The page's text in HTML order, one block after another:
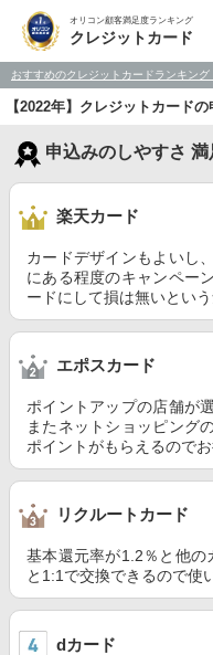
オリコン顧客満足度ランキング
クレジットカード
おすすめのクレジットカードランキング
【2022年】クレジットカード
申込みのしやすさ
楽天カード
カードデザインもよいし
にある程度のキャンペー
ードにして損は無いとい
エポスカード
ポイントアップの店舗が
またネットショッピング
ポイントがもらえるので
リクルートカード
基本還元率が1.2％と他の
と1:1で交換できるので使
dカード